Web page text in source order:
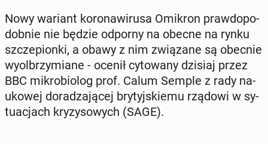
Nowy wariant ko­ro­na­wi­ru­sa Omikron praw­do­po­
dob­nie nie będzie odporny na obecne na rynku
szcze­pion­ki, a obawy z nim zwią­za­ne są obecnie
wy­ol­brzy­mia­ne - ocenił cy­to­wa­ny dzisiaj przez
BBC mi­kro­bio­log prof. Calum Semple z rady na­
uko­wej do­ra­dza­ją­cej bry­tyj­skie­mu rządowi w sy­
tu­acjach kry­zy­so­wych (SAGE).